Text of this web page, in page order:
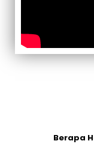
Berapa